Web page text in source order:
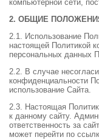
компьютерной сети,
2. ОБЩИЕ
2.1. Использование
настоящей Политикой
персональных данных
2.2. В случае
конфиденциальности
использование Сайта.
2.3. Настоящая
к данному сайту.
ответственность за
может перейти по